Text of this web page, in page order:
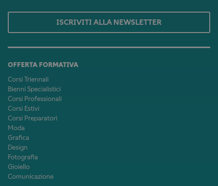
ISCRIVITI ALLA NEWSLETTER
OFFERTA FORMATIVA
Corsi Triennali
Bienni Specialistici
Corsi Professionali
Corsi Estivi
Corsi Preparatori
Moda
Grafica
Design
Fotografia
Gioiello
Comunicazione